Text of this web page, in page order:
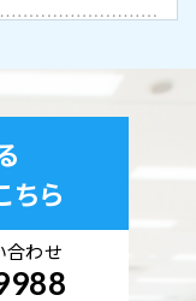
【機械】Zoom
開催
ちら
合わせ